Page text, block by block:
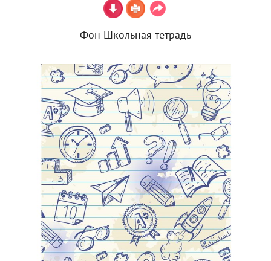
Фон Школьная тетрадь